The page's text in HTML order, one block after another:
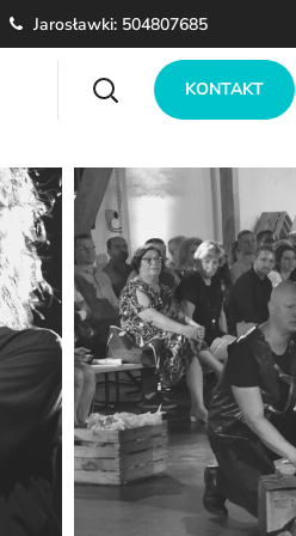
Jarosławki: 504807685
KONTAKT